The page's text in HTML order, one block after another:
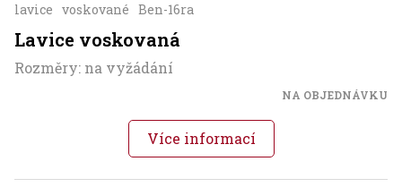
lavice voskované Ben-16ra
Lavice voskovaná
Rozměry: na vyžádání
NA OBJEDNÁVKU
Více informací